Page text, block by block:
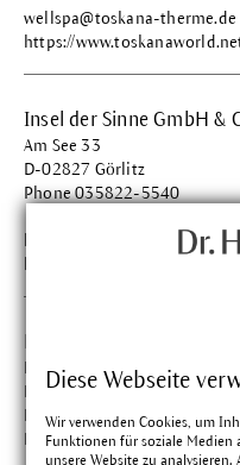
Diese Webseite
Wir verwenden Cookies, um
Funktionen für soziale
unsere Website zu
wellspa@toskana-therme.de
https://
Insel der Sinne GmbH &
Am See 33
D-02827 Görlitz
Phone 035822-5540
hotel@inseldersinne.de
Bleichestr. 16
D-03096 Burg
Phone 035603-620
Fax 035603-60292